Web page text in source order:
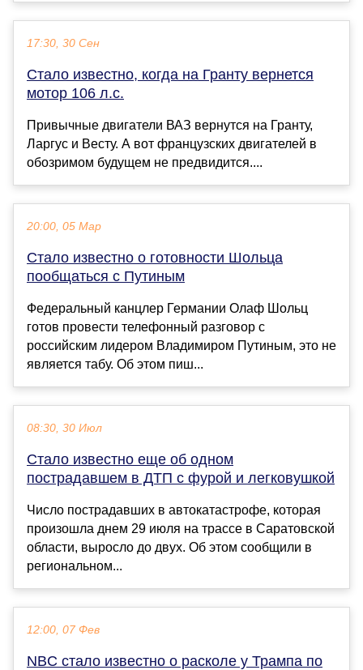
17:30, 30 Сен
Стало известно, когда на Гранту вернется
мотор 106 л.с.
Привычные двигатели ВАЗ вернутся на Гранту,
Ларгус и Весту. А вот французских двигателей в
обозримом будущем не предвидится....
20:00, 05 Мар
Стало известно о готовности Шольца
пообщаться с Путиным
Федеральный канцлер Германии Олаф Шольц
готов провести телефонный разговор с
российским лидером Владимиром Путиным, это не
является табу. Об этом пиш...
08:30, 30 Июл
Стало известно еще об одном
пострадавшем в ДТП с фурой и легковушкой
Число пострадавших в автокатастрофе, которая
произошла днем 29 июля на трассе в Саратовской
области, выросло до двух. Об этом сообщили в
региональном...
12:00, 07 Фев
NBC стало известно о расколе у Трампа по